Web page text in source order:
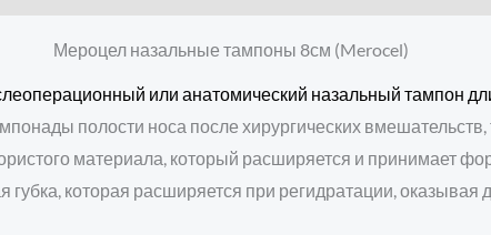
Мероцел назальные тампоны 8см (Merocel)
или анатомический назальный тампон
полости носа после хирургических вмешательств,
материала, который расширяется и принимает
которая расширяется при регидратации, оказывая